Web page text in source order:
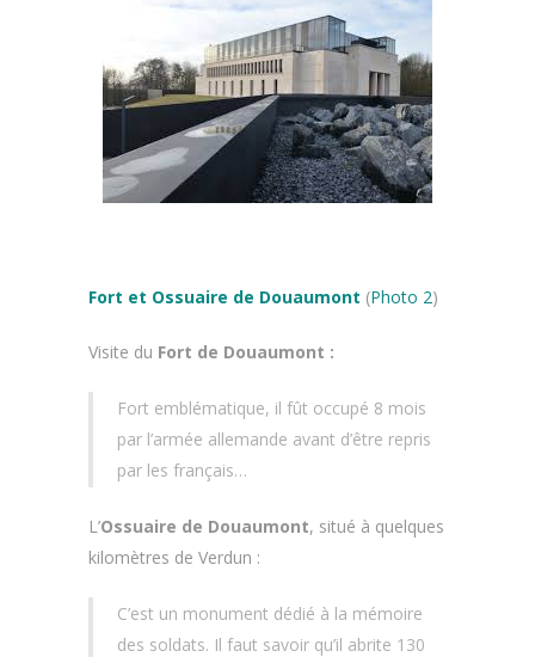
Fort et Ossuaire de Douaumont (Photo 2)
Visite du Fort de Douaumont :
Fort emblématique, il fût occupé 8 mois
par l’armée allemande avant d’être repris
par les français…
L’Ossuaire de Douaumont, situé à quelques
kilomètres de Verdun :
C’est un monument dédié à la mémoire
des soldats. Il faut savoir qu’il abrite 130